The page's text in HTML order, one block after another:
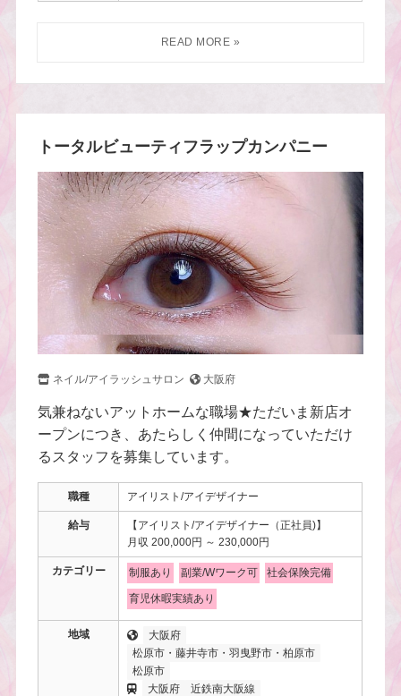
トータルビューティフラップカンパニー
ネイル/アイラッシュサロン 大阪府
気兼ねないアットホームな職場★ただいま新店オ
ープンにつき、あたらしく仲間になっていただけ
るスタッフを募集しています。
職種 アイリスト/アイデザイナー
給与
【アイリスト/アイデザイナー（正社員)】
月収 200,000円 ～ 230,000円
カテゴリー 制服あり 副業/Wワーク可 社会保険完備
育児休暇実績あり
地域
大阪府
松原市・藤井寺市・羽曳野市・柏原市
松原市
大阪府
近鉄南大阪線